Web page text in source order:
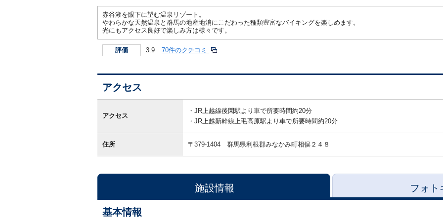
赤谷湖を眼下に望む温泉リゾート。
やわらかな天然温泉と群馬の地産地消にこだわった種類豊富なバイキングを楽しめます。
光にもアクセス良好で楽しみ方は様々です。
評価 3.9 70件のクチコミ
アクセス
アクセス
JR上越線後閑駅より車で所要時間約20分
JR上越新幹線上毛高原駅より車で所要時間約20分
住所 〒379-1404 群馬県利根郡みなかみ町相俣２４８
施設情報 フォト
基本情報